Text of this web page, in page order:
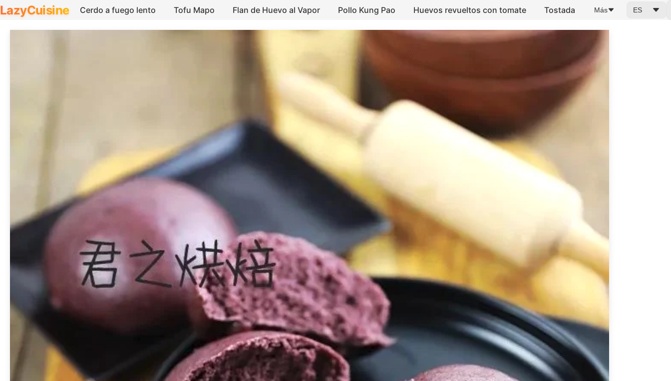
LazyCuisine Cerdo a fuego lento Tofu Mapo Flan de Huevo al Vapor Pollo Kung Pao Huevos revueltos con tomate Tostada Más ES